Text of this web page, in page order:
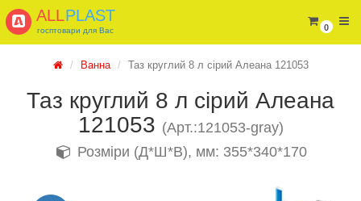
0
ALLPLAST
госптовари для Вас
Ванна Таз круглий 8 л сірий Алеана 121053
Таз круглий 8 л сірий Алеана
121053 (Арт.:121053-gray)
Розміри (Д*Ш*В), мм: 355*340*170